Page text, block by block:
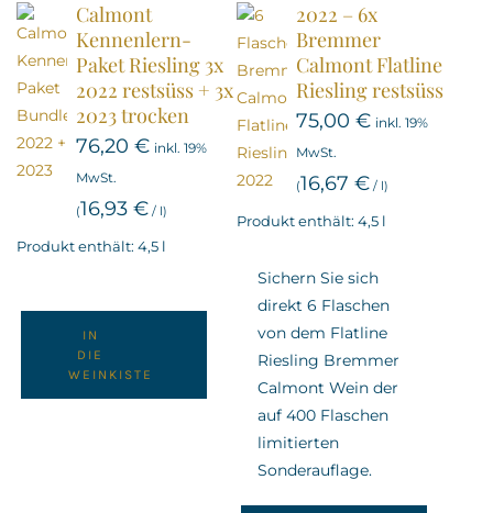
Calmont
Kennenlern-
Paket Riesling 3x
2022 restsüss + 3x
2023 trocken
76,20 € inkl. 19%
MwSt.
(16,93 €/ l)
Produkt enthält: 4,5 l
IN
DIE
WEINKISTE
2022 – 6x
Bremmer
Calmont Flatline
Riesling restsüss
75,00 € inkl. 19%
MwSt.
(16,67 €/ l)
Produkt enthält: 4,5 l
Sichern Sie sich
direkt 6 Flaschen
von dem Flatline
Riesling Bremmer
Calmont Wein der
auf 400 Flaschen
limitierten
Sonderauflage.